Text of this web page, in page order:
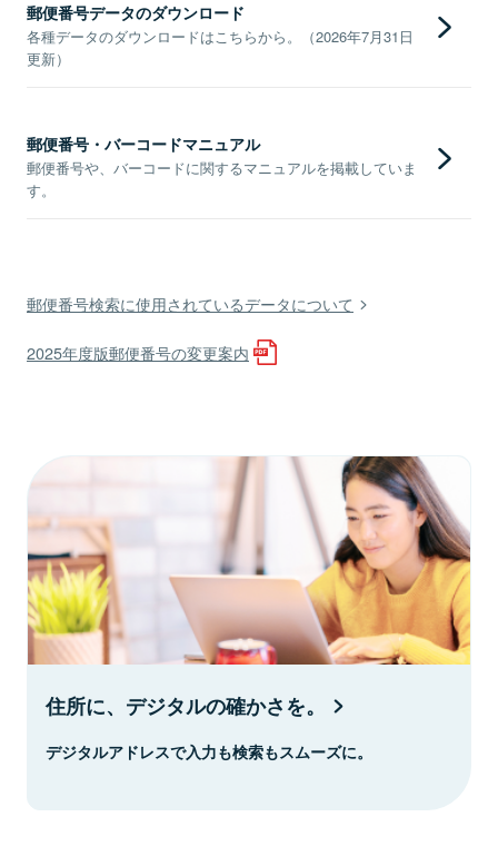
郵便番号データのダウンロード
各種データのダウンロードはこちらから。（2026年7月31日
更新）
郵便番号・バーコードマニュアル
郵便番号や、バーコードに関するマニュアルを掲載していま
す。
郵便番号検索に使用されているデータについて
2025年度版郵便番号の変更案内
住所に、デジタルの確かさを。
デジタルアドレスで入力も検索もスムーズに。